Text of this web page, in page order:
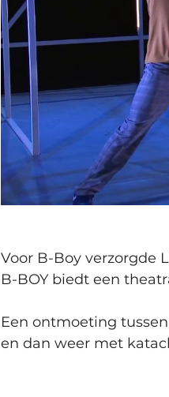
Voor B-Boy verzorgde
B-BOY biedt een
Een ontmoeting
en dan weer met